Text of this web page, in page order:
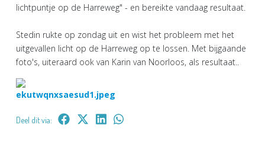
lichtpuntje op de Harreweg" - en bereikte vandaag resultaat.
Stedin rukte op zondag uit en wist het probleem met het
uitgevallen licht op de Harreweg op te lossen. Met bijgaande
foto's, uiteraard ook van Karin van Noorloos, als resultaat..
Deel dit via: